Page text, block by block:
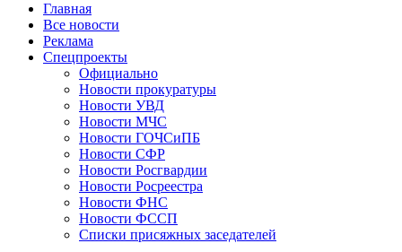
Главная
Все новости
Реклама
Спецпроекты
Официально
Новости прокуратуры
Новости УВД
Новости МЧС
Новости ГОЧСиПБ
Новости СФР
Новости Росгвардии
Новости Росреестра
Новости ФНС
Новости ФССП
Списки присяжных заседателей